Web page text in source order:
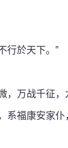
行於天下。”
万战千征
福康安家